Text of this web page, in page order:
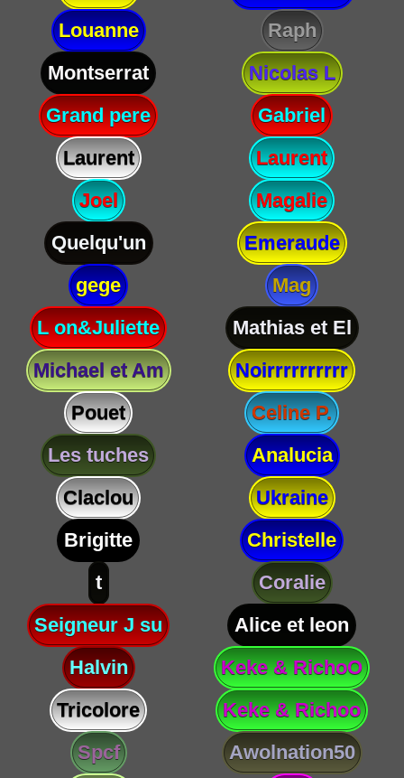
Louanne
Raph
Montserrat
Nicolas L
Grand pere
Gabriel
Laurent
Laurent
Joel
Magalie
Quelqu'un
Emeraude
gege
Mag
L on&Juliette
Mathias et El
Michael et Am
Noirrrrrrrrrr
Pouet
Celine P.
Les tuches
Analucia
Claclou
Ukraine
Brigitte
Christelle
t
Coralie
Seigneur J su
Alice et leon
Halvin
Keke & RichoO
Tricolore
Keke & Richoo
Spcf
Awolnation50